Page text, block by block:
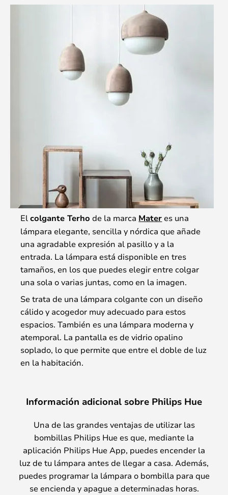
Elcolgante Terho de la marca Materes una
lámpara elegante, sencilla y nórdica que añade
una agradable expresión al pasillo y a la
entrada. La lámpara está disponible en tres
tamaños, en los que puedes elegir entre colgar
una sola o varias juntas, como en la imagen.
Se trata de una lámpara colgante con un diseño
cálido y acogedor muy adecuado para estos
espacios. También es una lámpara moderna y
atemporal. La pantalla es de vidrio opalino
soplado, lo que permite que entre el doble de luz
en la habitación.
Información adicional sobre Philips Hue
Una de las grandes ventajas de utilizar las
bombillas Philips Hue es que, mediante la
aplicación Philips Hue App, puedes encender la
luz de tu lámpara antes de llegar a casa. Además,
puedes programar la lámpara o bombilla para que
se encienda y apague a determinadas horas.